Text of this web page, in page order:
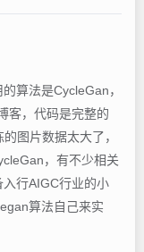
算法是CycleGan，
客，代码是完整的
图片数据太大了，
，有不少相关
行AIGC行业的小
算法自己来实